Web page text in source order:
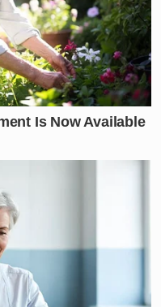
graves e que a
de denúncias, é a
vidas em situações
como esta registrada
contra a própria
esse caso revoltante